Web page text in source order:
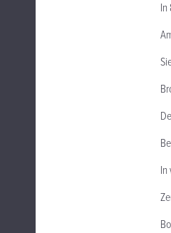
In
In